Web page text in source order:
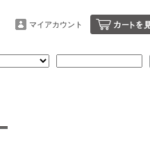
マイアカウント